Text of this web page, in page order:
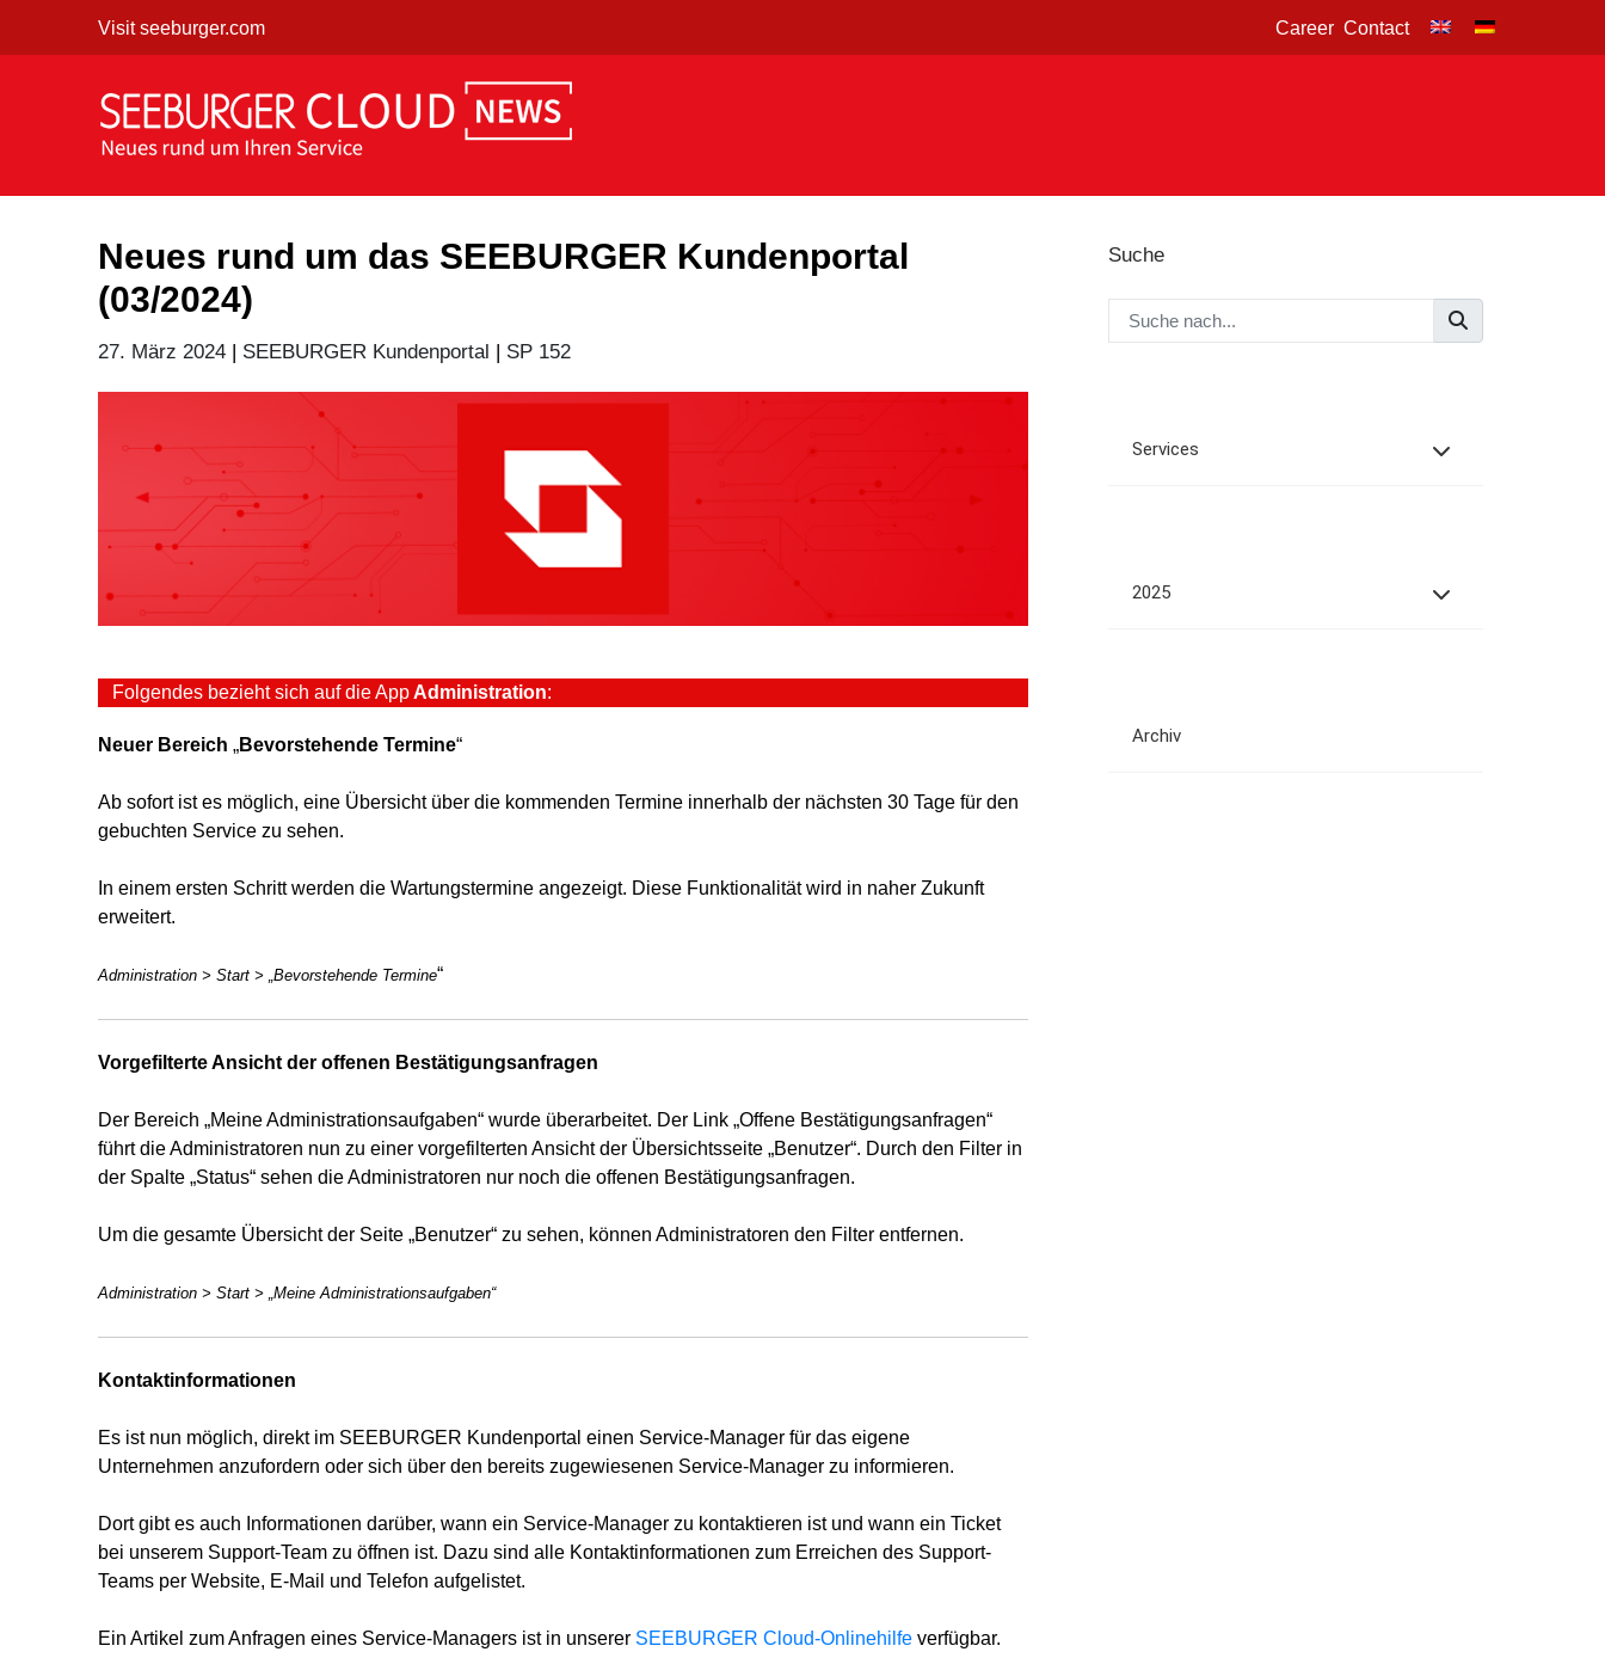
Visit seeburger.com Career Contact
Neues rund um das SEEBURGER Kundenportal
(03/2024)
27. März 2024 | SEEBURGER Kundenportal | SP 152
Folgendes bezieht sich auf die AppAdministration:
Neuer Bereich „Bevorstehende Termine“
Ab sofort ist es möglich, eine Übersicht über die kommenden Termine innerhalb der nächsten 30 Tage für den
gebuchten Service zu sehen.
In einem ersten Schritt werden die Wartungstermine angezeigt. Diese Funktionalität wird in naher Zukunft
erweitert.
Administration > Start > „Bevorstehende Termine“
Vorgefilterte Ansicht der offenen Bestätigungsanfragen
Der Bereich „Meine Administrationsaufgaben“ wurde überarbeitet. Der Link „Offene Bestätigungsanfragen“
führt die Administratoren nun zu einer vorgefilterten Ansicht der Übersichtsseite „Benutzer“. Durch den Filter in
der Spalte „Status“ sehen die Administratoren nur noch die offenen Bestätigungsanfragen.
Um die gesamte Übersicht der Seite „Benutzer“ zu sehen, können Administratoren den Filter entfernen.
Administration > Start > „Meine Administrationsaufgaben“
Kontaktinformationen
Es ist nun möglich, direkt im SEEBURGER Kundenportal einen Service-Manager für das eigene
Unternehmen anzufordern oder sich über den bereits zugewiesenen Service-Manager zu informieren.
Dort gibt es auch Informationen darüber, wann ein Service-Manager zu kontaktieren ist und wann ein Ticket
bei unserem Support-Team zu öffnen ist. Dazu sind alle Kontaktinformationen zum Erreichen des Support-
Teams per Website, E-Mail und Telefon aufgelistet.
Ein Artikel zum Anfragen eines Service-Managers ist in unserer SEEBURGER Cloud-Onlinehilfe verfügbar.
Suche
Services
2025
Archiv